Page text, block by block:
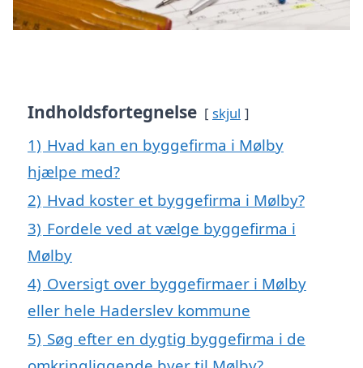
Indholdsfortegnelse skjul
1) Hvad kan en byggefirma i Mølby
hjælpe med?
2) Hvad koster et byggefirma i Mølby?
3) Fordele ved at vælge byggefirma i
Mølby
4) Oversigt over byggefirmaer i Mølby
eller hele Haderslev kommune
5) Søg efter en dygtig byggefirma i de